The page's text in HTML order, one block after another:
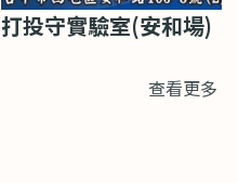
打投守實驗室(安和場)
查看更多